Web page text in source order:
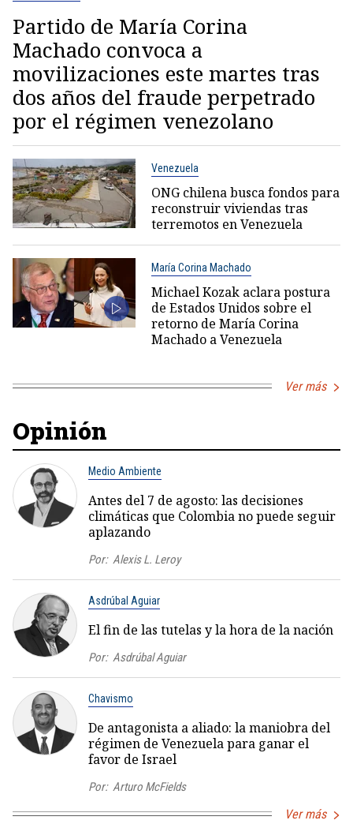
Partido de María Corina
Machado convoca a
movilizaciones este martes tras
dos años del fraude perpetrado
por el régimen venezolano
Venezuela
ONG chilena busca fondos para
reconstruir viviendas tras
terremotos en Venezuela
María Corina Machado
Michael Kozak aclara postura
de Estados Unidos sobre el
retorno de María Corina
Machado a Venezuela
Ver más
Opinión
Medio Ambiente
Antes del 7 de agosto: las decisiones
climáticas que Colombia no puede seguir
aplazando
Por: Alexis L. Leroy
Asdrúbal Aguiar
El fin de las tutelas y la hora de la nación
Por: Asdrúbal Aguiar
Chavismo
De antagonista a aliado: la maniobra del
régimen de Venezuela para ganar el
favor de Israel
Por: Arturo McFields
Ver más